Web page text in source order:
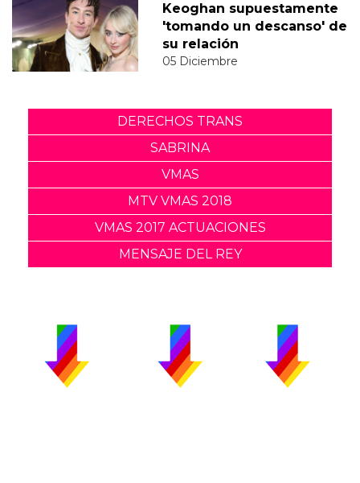
Keoghan supuestamente
'tomando un descanso' de
su relación
05 Diciembre
DERECHOS TRANS
SABRINA
VMAS
MTV VMAS 2018
VMAS 2017 ACTUACIONES
MENSAJE DEL REY